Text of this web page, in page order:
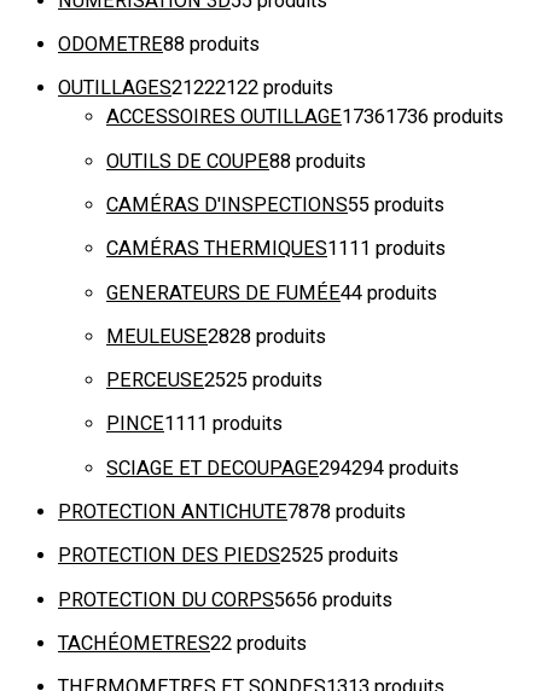
ODOMETRE88 produits
OUTILLAGES21222122 produits
ACCESSOIRES OUTILLAGE17361736 produits
OUTILS DE COUPE88 produits
CAMÉRAS D'INSPECTIONS55 produits
CAMÉRAS THERMIQUES11 11 produits
GENERATEURS DE FUMÉE44 produits
MEULEUSE2828 produits
PERCEUSE2525 produits
PINCE11 11 produits
SCIAGE ET DECOUPAGE294294 produits
PROTECTION ANTICHUTE7878 produits
PROTECTION DES PIEDS2525 produits
PROTECTION DU CORPS5656 produits
TACHÉOMETRES22 produits